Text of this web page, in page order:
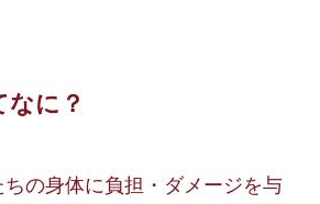
なに？
の身体に負担・ダメージを与